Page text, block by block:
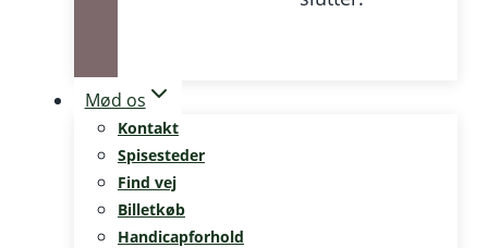
Mød os
Kontakt
Spisesteder
Find vej
Billetkøb
Handicapforhold